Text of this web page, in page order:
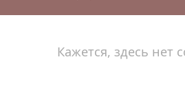
Кажется, здесь нет